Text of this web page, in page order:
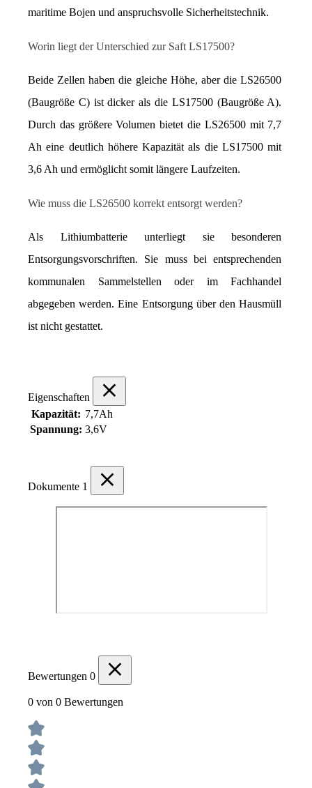
maritime Bojen und anspruchsvolle Sicherheitstechnik.
Worin liegt der Unterschied zur Saft LS17500?
Beide Zellen haben die gleiche Höhe, aber die LS26500
(Baugröße C) ist dicker als die LS17500 (Baugröße A).
Durch das größere Volumen bietet die LS26500 mit 7,7
Ah eine deutlich höhere Kapazität als die LS17500 mit
3,6 Ah und ermöglicht somit längere Laufzeiten.
Wie muss die LS26500 korrekt entsorgt werden?
Als Lithiumbatterie unterliegt sie besonderen
Entsorgungsvorschriften. Sie muss bei entsprechenden
kommunalen Sammelstellen oder im Fachhandel
abgegeben werden. Eine Entsorgung über den Hausmüll
ist nicht gestattet.
Eigenschaften
Kapazität: 7,7Ah
Spannung: 3,6V
Dokumente 1
Bewertungen 0
0 von 0 Bewertungen